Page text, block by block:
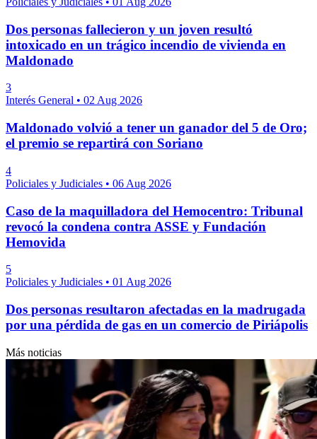
Dos personas fallecieron y un joven resultó
intoxicado en un trágico incendio de vivienda en
Maldonado
3
Interés General • 02 Aug 2026
Maldonado volvió a tener un ganador del 5 de Oro;
el premio se repartirá con Soriano
4
Policiales y Judiciales • 06 Aug 2026
Caso de la maquilladora del Hemocentro: Tribunal
revocó la condena contra ASSE y Fundación
Hemovida
5
Policiales y Judiciales • 01 Aug 2026
Dos personas resultaron afectadas en la madrugada
por una pérdida de gas en un comercio de Piriápolis
Más noticias